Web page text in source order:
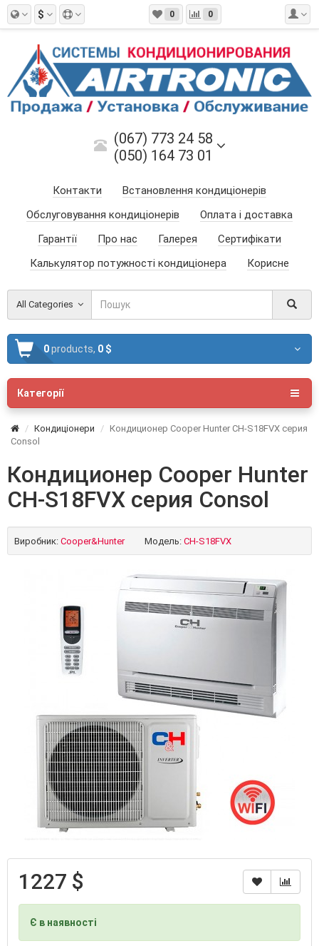
$ 0 0
(067) 773 24 58
(050) 164 73 01
Контакти
Встановлення кондиціонерів
Обслуговування кондиціонерів
Оплата і доставка
Гарантії
Про нас Галерея
Сертифікати
Калькулятор потужності кондиціонера
Корисне
All Categories
0products, 0 $
Категорії
Кондиціонери
Кондиционер Cooper Hunter CH-S18FVX серия
Consol
Кондиционер Cooper Hunter
CH-S18FVX серия Consol
Виробник: Cooper&Hunter Модель: CH-S18FVX
1227 $
Є в наявності